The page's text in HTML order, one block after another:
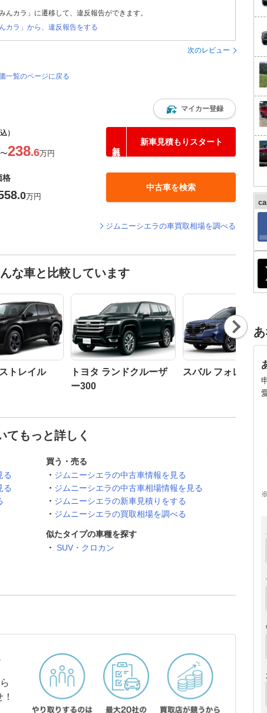
んカラ」に遷移して、違反報告ができます。
んカラ」から、違反報告をする
次のレビュー
一覧のページに戻る
マイカー登録
）
〜238.6万円
新車見積もりスタート
格
.0万円
中古車を検索
ジムニーシエラの車買取相場を調べる
な車と比較しています
トレイル
トヨタ ランドクルーザ
ー300
スバル フォレスタ
Nex
t
てもっと詳しく
る
る
買う・売る
ジムニーシエラの中古車情報を見る
ジムニーシエラの中古車相場情報を見る
ジムニーシエラの新車見積りをする
ジムニーシエラの買取相場を調べる
似たタイプの車種を探す
SUV・クロカン